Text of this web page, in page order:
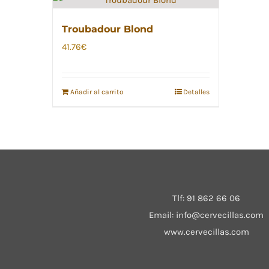
Troubadour Blond
41.76€
Añadir al carrito Detalles
Tlf: 91 862 66 06
Email: info@cervecillas.com
www.cervecillas.com